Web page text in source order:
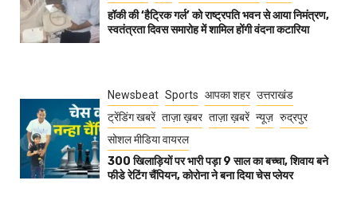
हॉकी की ‘हैट्रिक गर्ल’ को राष्ट्रपति भवन से आया निमंत्रण,
स्वतंत्रता दिवस समारोह में शामिल होंगी वंदना कटारिया
Newsbeat Sports आपका शहर उत्तराखंड
ट्रेंडिंग खबरें ताज़ा ख़बर ताज़ा ख़बरें न्यूज़ रुद्रपुर
सोशल मीडिया वायरल
300 खिलाड़ियों पर भारी पड़ा 9 साल का बच्चा, शिवाय बने
फीडे रेटिंग चैंपियन, कोरोना ने बना दिया चेस प्लेयर